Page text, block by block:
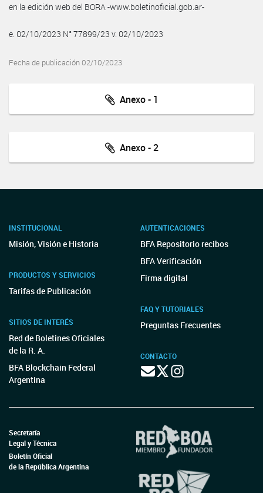
en la edición web del BORA -www.boletinoficial.gob.ar-
e. 02/10/2023 N° 77899/23 v. 02/10/2023
Fecha de publicación 02/10/2023
Anexo - 1
Anexo - 2
INSTITUCIONAL
Misión, Visión e Historia
PRODUCTOS Y SERVICIOS
Tarifas de Publicación
SITIOS DE INTERÉS
Red de Boletines Oficiales
de la R. A.
BFA Blockchain Federal
Argentina
AUTENTICACIONES
BFA Repositorio recibos
BFA Verificación
Firma digital
FAQ Y TUTORIALES
Preguntas Frecuentes
CONTACTO
Secretaría
Legal y Técnica
Boletín Oficial
de la República Argentina